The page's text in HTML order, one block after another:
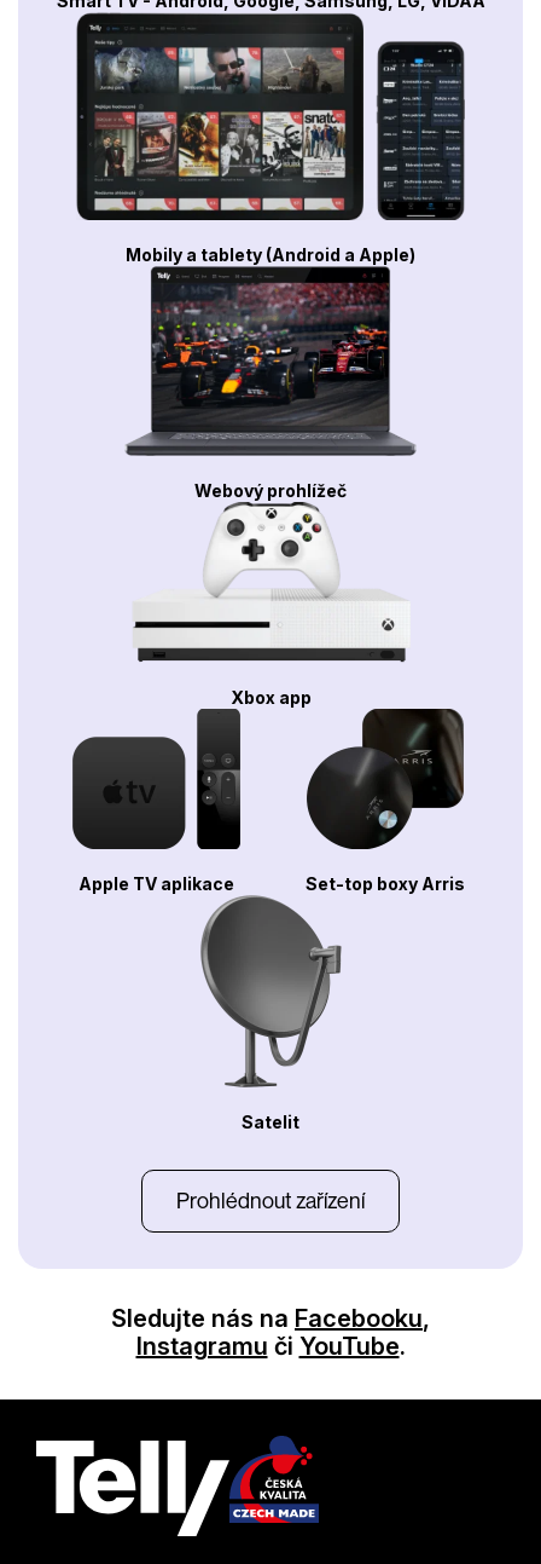
Mobily a tablety (Android a Apple)
Webový prohlížeč
Xbox app
Apple TV aplikace Set-top boxy Arris
Satelit
Prohlédnout zařízení
Sledujte nás na Facebooku,
Instagramu či YouTube.